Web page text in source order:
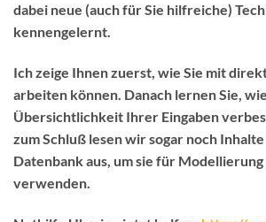
dabei neue (auch für Sie hilfreiche)
kennengelernt.
Ich zeige Ihnen zuerst, wie Sie mit
arbeiten können. Danach lernen Sie,
Übersichtlichkeit Ihrer Eingaben
zum Schluß lesen wir sogar noch
Datenbank aus, um sie für
verwenden.